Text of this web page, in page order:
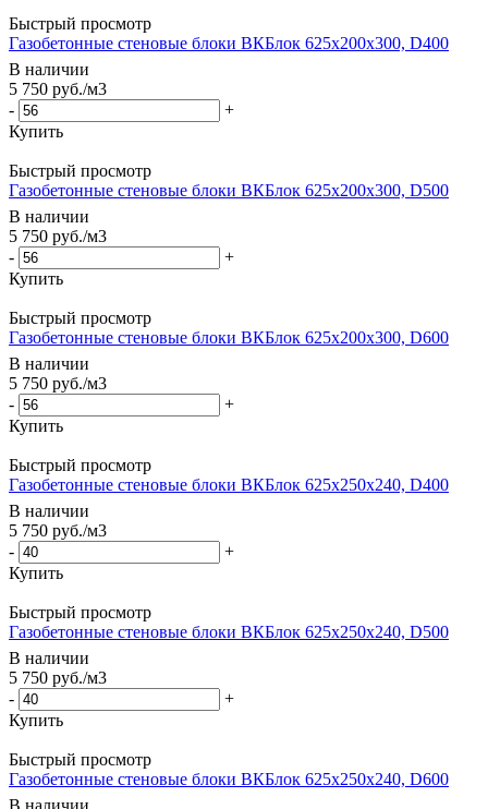
Быстрый просмотр
Газобетонные стеновые блоки ВКБлок 625х200х300, D400
В наличии
5 750 руб./м3
-
+
Купить
Быстрый просмотр
Газобетонные стеновые блоки ВКБлок 625х200х300, D500
В наличии
5 750 руб./м3
-
+
Купить
Быстрый просмотр
Газобетонные стеновые блоки ВКБлок 625х200х300, D600
В наличии
5 750 руб./м3
-
+
Купить
Быстрый просмотр
Газобетонные стеновые блоки ВКБлок 625х250х240, D400
В наличии
5 750 руб./м3
-
+
Купить
Быстрый просмотр
Газобетонные стеновые блоки ВКБлок 625х250х240, D500
В наличии
5 750 руб./м3
-
+
Купить
Быстрый просмотр
Газобетонные стеновые блоки ВКБлок 625х250х240, D600
В наличии